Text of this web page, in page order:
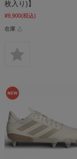
枚入り)】
¥9,900(税込)
在庫 △